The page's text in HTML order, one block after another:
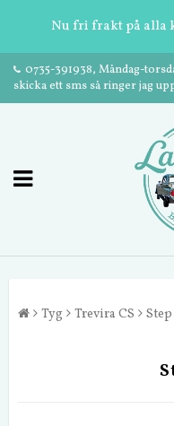
Nu fri frakt på alla
0735-391938, Måndag-
skicka ett sms så ringer jag
Tyg Trevira CS Step